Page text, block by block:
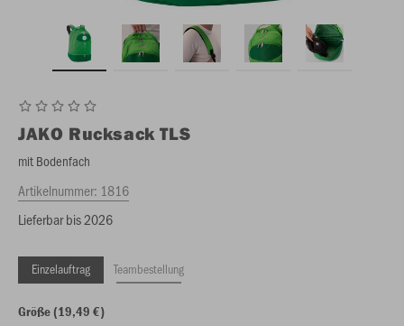
JAKO Rucksack TLS
mit Bodenfach
Artikelnummer: 1816
Lieferbar bis 2026
Einzelauftrag Teambestellung
Größe (19,49 €)